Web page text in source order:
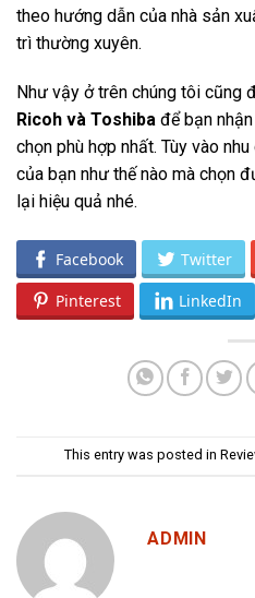
theo hướng dẫn của nhà sản
trì thường xuyên.
Như vậy ở trên chúng tôi cũng
Ricoh và Toshiba để bạn
chọn phù hợp nhất. Tùy vào
của bạn như thế nào mà chọn
lại hiệu quả nhé.
Facebook Twitter
Pinterest LinkedIn
This entry was posted in
ADMIN